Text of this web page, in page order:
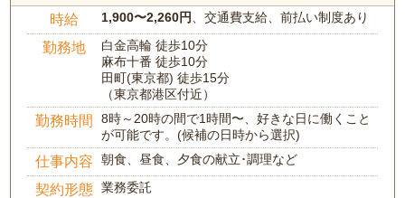
時給 1,900〜2,260円 、交通費支給、前払い制度あり
勤務地
白金高輪 徒歩10分
麻布十番 徒歩10分
田町(東京都) 徒歩15分
（東京都港区付近）
勤務時間
8時～20時の間で1時間〜、好きな日に働くこと
が可能です。(候補の日時から選択)
仕事内容 朝食、昼食、夕食の献立･調理など
契約形態 業務委託